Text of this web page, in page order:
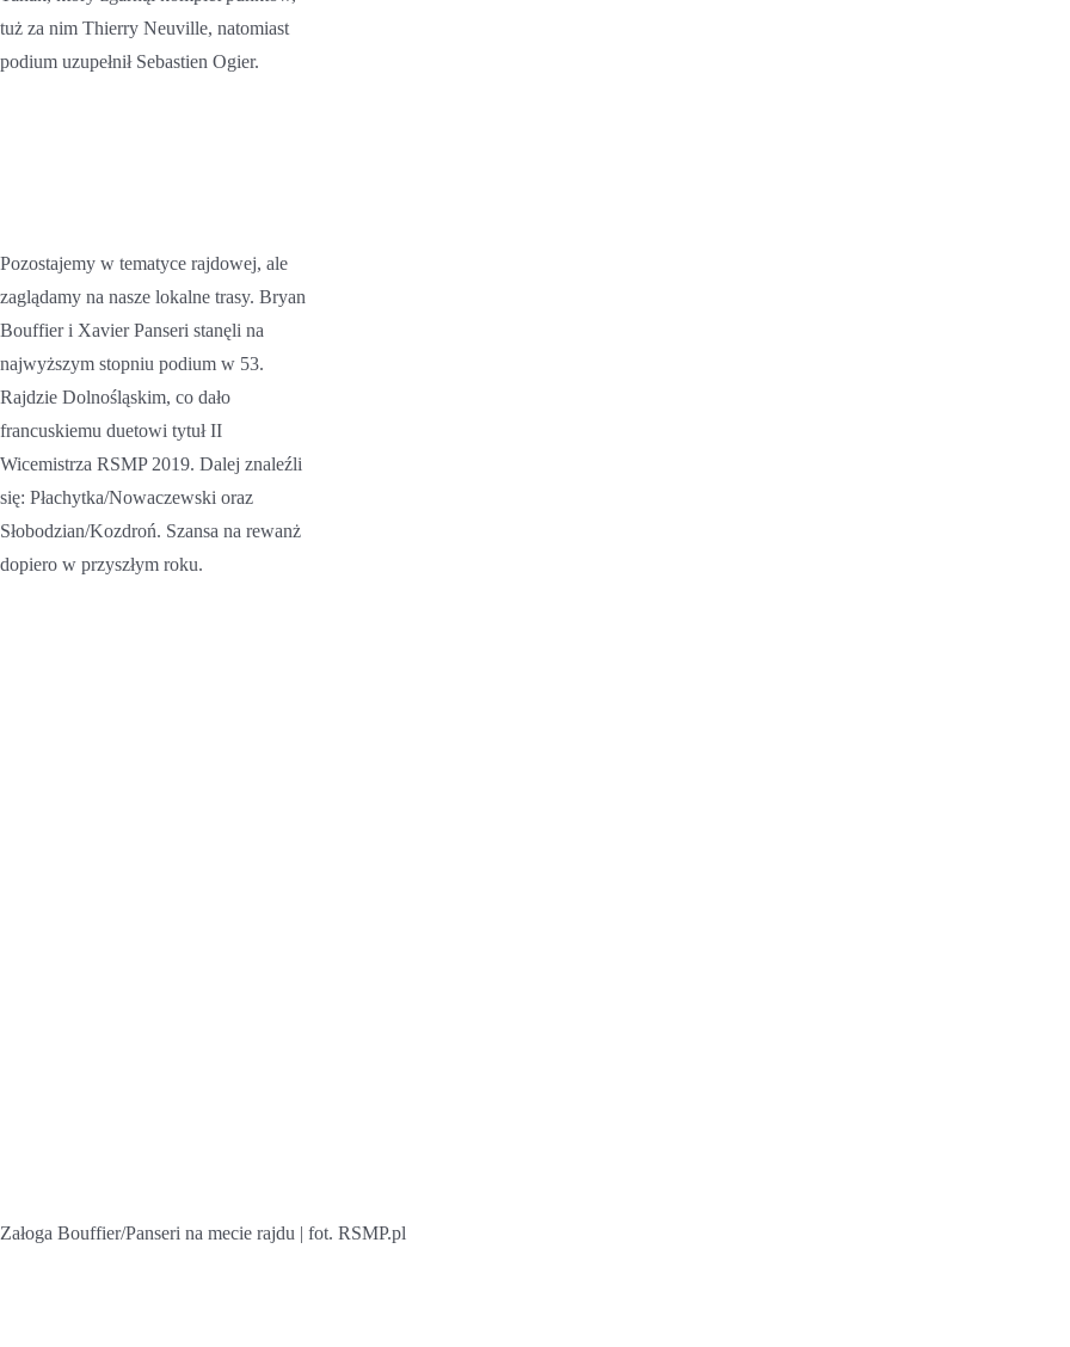
tuż za nim Thierry Neuville, natomiast
podium uzupełnił Sebastien Ogier.
Pozostajemy w tematyce rajdowej, ale
zaglądamy na nasze lokalne trasy. Bryan
Bouffier i Xavier Panseri stanęli na
najwyższym stopniu podium w 53.
Rajdzie Dolnośląskim, co dało
francuskiemu duetowi tytuł II
Wicemistrza RSMP 2019. Dalej znaleźli
się: Płachytka/Nowaczewski oraz
Słobodzian/Kozdroń. Szansa na rewanż
dopiero w przyszłym roku.
Załoga Bouffier/Panseri na mecie rajdu | fot. RSMP.pl